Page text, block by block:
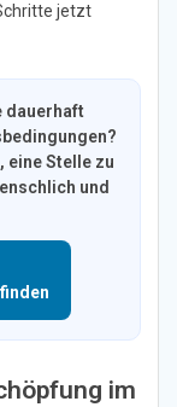
jetzt
dauerhaft
eine Stelle zu
und
im